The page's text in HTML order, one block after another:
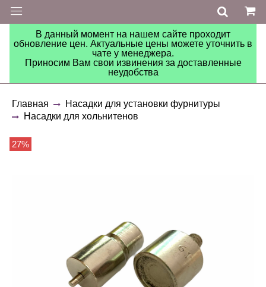
В данный момент на нашем сайте проходит
обновление цен. Актуальные цены можете уточнить в
чате у менеджера.
Приносим Вам свои извинения за доставленные
неудобства
Главная
Насадки для установки фурнитуры
Насадки для хольнитенов
27%